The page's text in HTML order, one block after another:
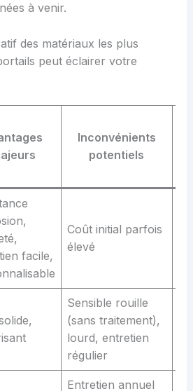
à venir.
des matériaux les plus
peut éclairer votre
Inconvénients
potentiels
facile,
Coût initial parfois
élevé
Sensible rouille
(sans traitement),
lourd, entretien
régulier
Entretien annuel